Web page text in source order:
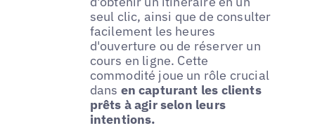
seul clic, ainsi que de consulter
facilement les heures
d'ouverture ou de réserver un
cours en ligne. Cette
commodité joue un rôle crucial
dans en capturant les clients
prêts à agir selon leurs
intentions.